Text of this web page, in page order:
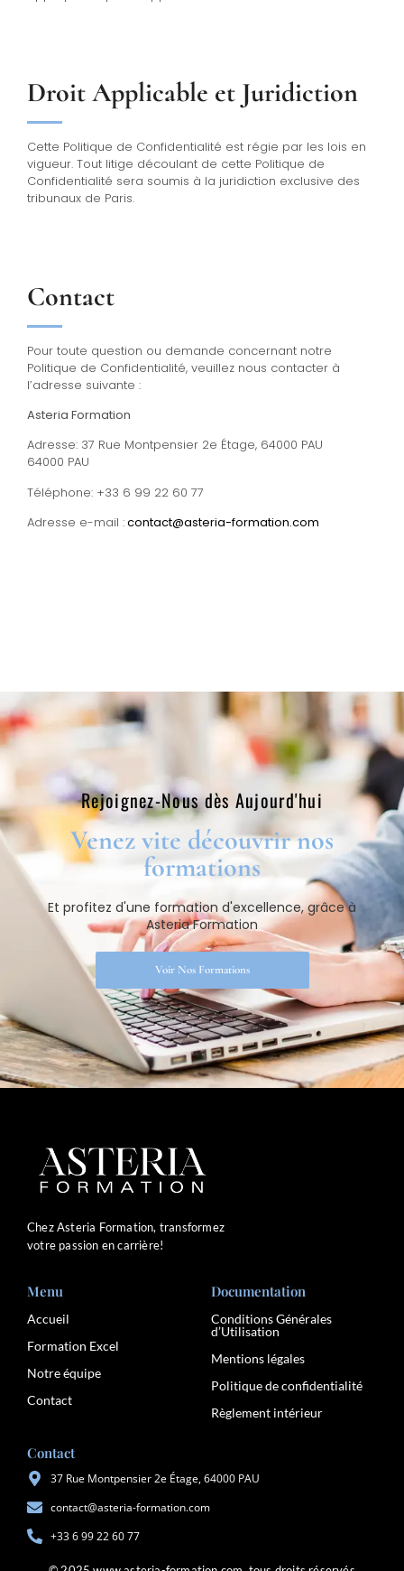
Droit Applicable et Juridiction
Cette Politique de Confidentialité est régie par les lois en
vigueur. Tout litige découlant de cette Politique de
Confidentialité sera soumis à la juridiction exclusive des
tribunaux de Paris.
Contact
Pour toute question ou demande concernant notre
Politique de Confidentialité, veuillez nous contacter à
l’adresse suivante :
Asteria Formation
Adresse: 37 Rue Montpensier 2e Étage, 64000 PAU
64000 PAU
Téléphone: +33 6 99 22 60 77
Adresse e-mail :contact@asteria-formation.com
Rejoignez-Nous dès Aujourd'hui​
Venez vite découvrir nos
formations​
Et profitez d'une formation d'excellence, grâce à
Asteria Formation
Voir Nos Formations
Chez Asteria Formation, transformez
votre passion en carrière!
Menu
Accueil
Formation Excel
Notre équipe
Contact
Documentation
Conditions Générales
d’Utilisation
Mentions légales
Politique de confidentialité
Règlement intérieur
Contact
37 Rue Montpensier 2e Étage, 64000 PAU
contact@asteria-formation.com
+33 6 99 22 60 77